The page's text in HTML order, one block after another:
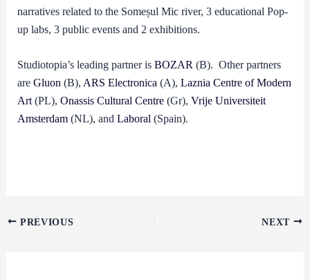
narratives related to the Someșul Mic river, 3 educational Pop-
up labs, 3 public events and 2 exhibitions.
Studiotopia’s leading partner is BOZAR (B). Other partners
are Gluon (B), ARS Electronica (A), Laznia Centre of Modern
Art(PL), Onassis Cultural Centre(Gr), Vrije Universiteit
Amsterdam(NL), and Laboral (Spain).
PREVIOUS NEXT